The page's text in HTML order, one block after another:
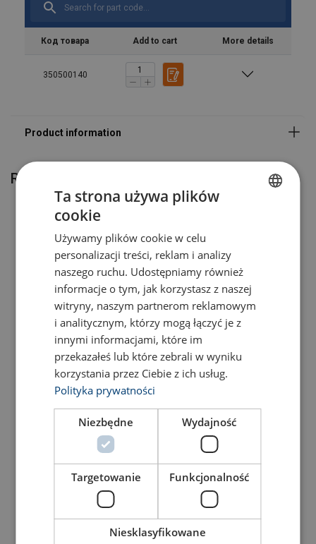
Код товара Add to cart More details
350500140
Related products
Cargo nets
View Product
250 daN
View Product
ENGLISH TRANSLATION
Ta strona używa plików
cookie
Używamy plików cookie w celu
personalizacji treści, reklam i analizy
naszego ruchu. Udostępniamy również
informacje o tym, jak korzystasz z naszej
witryny, naszym partnerom reklamowym
i analitycznym, którzy mogą łączyć je z
innymi informacjami, które im
przekazałeś lub które zebrali w wyniku
korzystania przez Ciebie z ich usług.
Polityka prywatności
Niezbędne Wydajność
Targetowanie Funkcjonalność
Niesklasyfikowane